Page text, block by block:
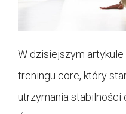
W dzisiejszym
treningu core, który
utrzymania stabilności